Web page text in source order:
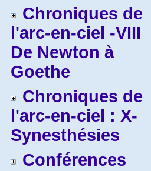
Chroniques de
l'arc-en-ciel -VIII
De Newton à
Goethe
Chroniques de
l'arc-en-ciel : X-
Synesthésies
Conférences